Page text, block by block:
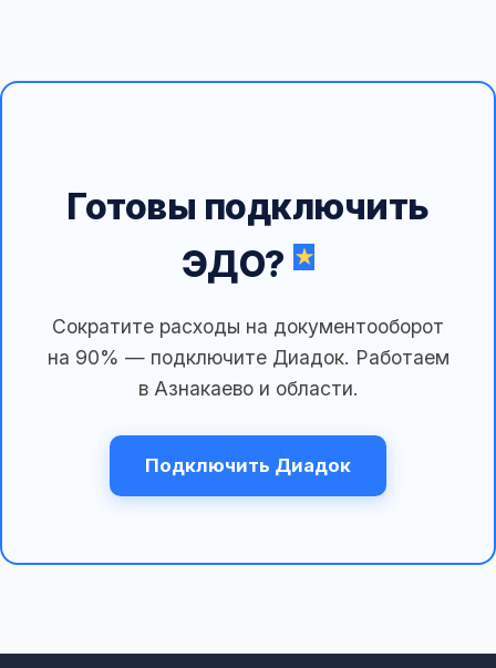
Готовы подключить
ЭДО?
Сократите расходы на документооборот
на 90% — подключите Диадок. Работаем
в Азнакаево и области.
Подключить Диадок